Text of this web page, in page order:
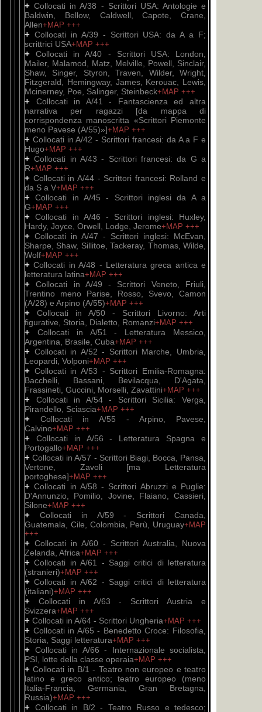
+Collocati in A/38 - Scrittori USA: Antologie e
Baldwin, Bellow, Caldwell, Capote, Crane,
Allen+MAP +++
+ Collocati in A/39 - Scrittori USA: da A a F;
scrittrici USA+MAP +++
+Collocati in A/40 - Scrittori USA: London,
Mailer, Malamod, Matz, Melville, Powell, Sinclair,
Shaw, Singer, Styron, Traven, Wilder, Wright,
Fitzgerald, Hemingway, James, Kerouac, Lewis,
Mcinerney, Poe, Salinger, Steinbeck+MAP +++
+ Collocati in A/41 - Fantascienza ed altra
narrativa per ragazzi [da mappa di
corrispondenza manoscritta «Scrittori Piemonte
meno Pavese (A/55)»]+MAP +++
+ Collocati in A/42 - Scrittori francesi: da A a F e
Hugo+MAP +++
+Collocati in A/43 - Scrittori francesi: da G a
R+MAP +++
+ Collocati in A/44 - Scrittori francesi: Rolland e
da S a V+MAP +++
+Collocati in A/45 - Scrittori inglesi da A a
G+MAP +++
+Collocati in A/46 - Scrittori inglesi: Huxley,
Hardy, Joyce, Orwell, Lodge, Jerome+MAP +++
+ Collocati in A/47 - Scrittori inglesi: McEvan,
Sharpe, Shaw, Sillitoe, Tackeray, Thomas, Wilde,
Wolf+MAP +++
+Collocati in A/48 - Letteratura greca antica e
letteratura latina+MAP +++
+Collocati in A/49 - Scrittori Veneto, Friuli,
Trentino meno Parise, Rosso, Svevo, Camon
(A/28) e Arpino (A/55)+MAP +++
+ Collocati in A/50 - Scrittori Livorno: Arti
figurative, Storia, Dialetto, Romanzi+MAP +++
+ Collocati in A/51 - Letteratura Messico,
Argentina, Brasile, Cuba+MAP +++
+ Collocati in A/52 - Scrittori Marche, Umbria,
Leopardi, Volponi+MAP +++
+ Collocati in A/53 - Scrittori Emilia-Romagna:
Bacchelli, Bassani, Bevilacqua, D'Agata,
Frassineti, Guccini, Morselli, Zavattini+MAP +++
+ Collocati in A/54 - Scrittori Sicilia: Verga,
Pirandello, Sciascia+MAP +++
+ Collocati in A/55 - Arpino, Pavese,
Calvino+MAP +++
+ Collocati in A/56 - Letteratura Spagna e
Portogallo+MAP +++
+Collocati in A/57 - Scrittori Biagi, Bocca, Pansa,
Vertone, Zavoli [ma Letteratura
portoghese]+MAP +++
+Collocati in A/58 - Scrittori Abruzzi e Puglie:
D'Annunzio, Pomilio, Jovine, Flaiano, Cassieri,
Silone+MAP +++
+ Collocati in A/59 - Scrittori Canada,
Guatemala, Cile, Colombia, Perù, Uruguay+MAP
+++
+ Collocati in A/60 - Scrittori Australia, Nuova
Zelanda, Africa+MAP +++
+Collocati in A/61 - Saggi critici di letteratura
(stranieri)+MAP +++
+Collocati in A/62 - Saggi critici di letteratura
(italiani)+MAP +++
+ Collocati in A/63 - Scrittori Austria e
Svizzera+MAP +++
+ Collocati in A/64 - Scrittori Ungheria+MAP +++
+ Collocati in A/65 - Benedetto Croce: Filosofia,
Storia, Saggi letteratura+MAP +++
+ Collocati in A/66 - Internazionale socialista,
PSI, lotte della classe operaia+MAP +++
+Collocati in B/1 - Teatro non europeo e teatro
latino e greco antico; teatro europeo (meno
Italia-Francia, Germania, Gran Bretagna,
Russia)+MAP +++
+ Collocati in B/2 - Teatro Russo e tedesco;